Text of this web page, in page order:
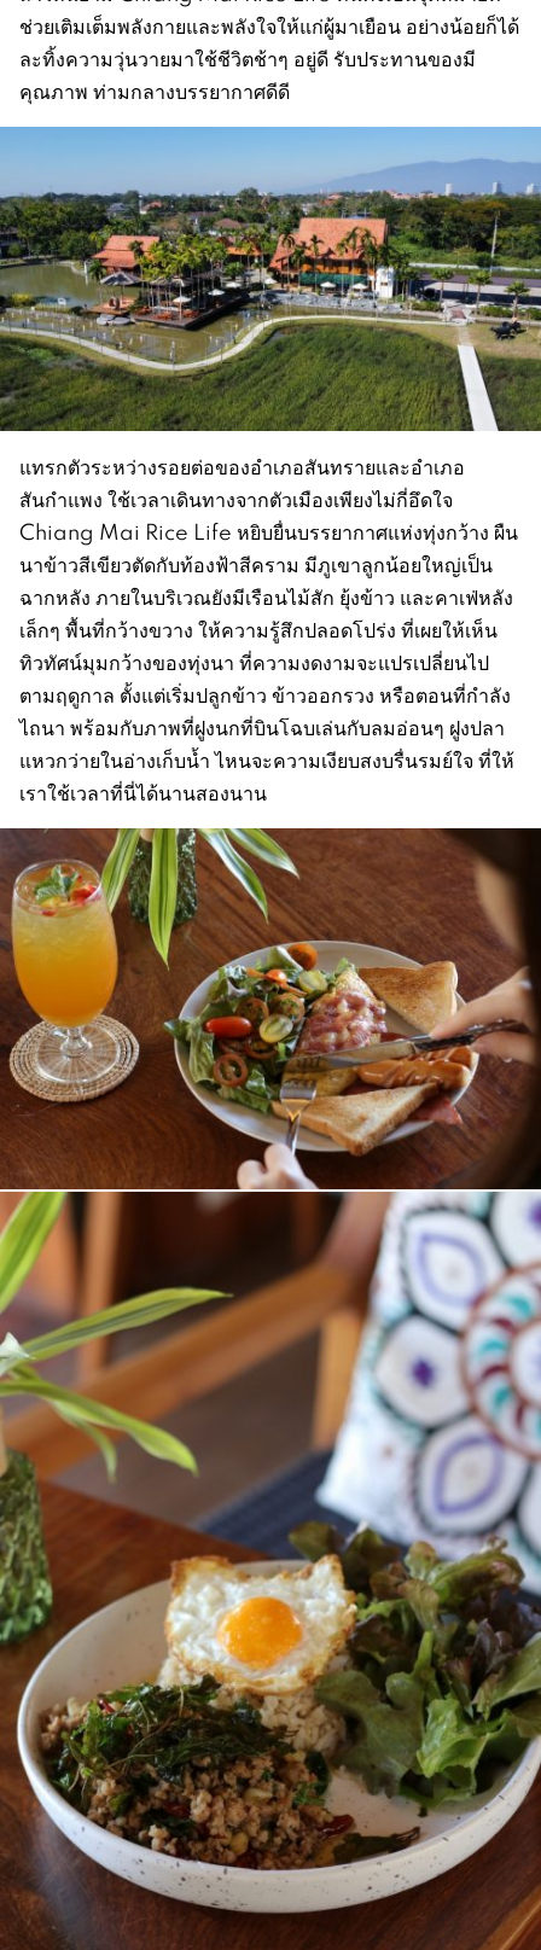
ช่วยเติมเต็มพลังกายและพลังใจให้แก่ผู้มาเยือน อย่างน้อยก็ได้
ละทิ้งความวุ่นวายมาใช้ชีวิตช้าๆ อยู่ดี รับประทานของมี
คุณภาพ ท่ามกลางบรรยากาศดีดี
แทรกตัวระหว่างรอยต่อของอำเภอสันทรายและอำเภอ
สันกำแพง ใช้เวลาเดินทางจากตัวเมืองเพียงไม่กี่อึดใจ
Chiang Mai Rice Life หยิบยื่นบรรยากาศแห่งทุ่งกว้าง ผืน
นาข้าวสีเขียวตัดกับท้องฟ้าสีคราม มีภูเขาลูกน้อยใหญ่เป็น
ฉากหลัง ภายในบริเวณยังมีเรือนไม้สัก ยุ้งข้าว และคาเฟ่หลัง
เล็กๆ พื้นที่กว้างขวาง ให้ความรู้สึกปลอดโปร่ง ที่เผยให้เห็น
ทิวทัศน์มุมกว้างของทุ่งนา ที่ความงดงามจะแปรเปลี่ยนไป
ตามฤดูกาล ตั้งแต่เริ่มปลูกข้าว ข้าวออกรวง หรือตอนที่กำลัง
ไถนา พร้อมกับภาพที่ฝูงนกที่บินโฉบเล่นกับลมอ่อนๆ ฝูงปลา
แหวกว่ายในอ่างเก็บน้ำ ไหนจะความเงียบสงบรื่นรมย์ใจ ที่ให้
เราใช้เวลาที่นี่ได้นานสองนาน